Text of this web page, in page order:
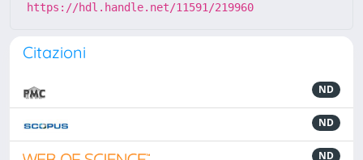
https://hdl.handle.net/11591/219960
Citazioni
ND
ND
ND